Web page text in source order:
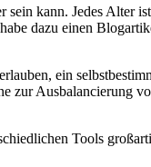
kann. Jedes
dazu einen
ein
zur
Tools